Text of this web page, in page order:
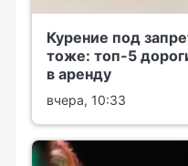
Курение под
тоже: топ-5
в аренду
вчера, 10:33